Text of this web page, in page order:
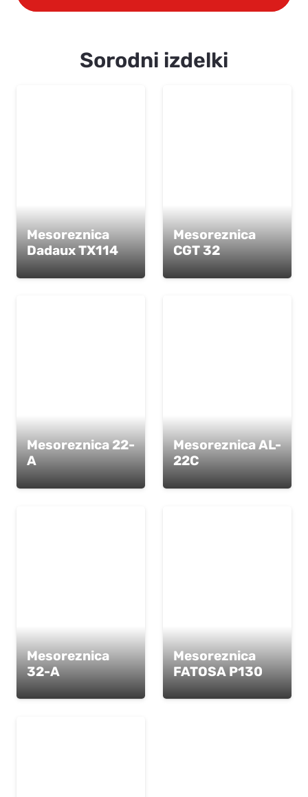
Sorodni izdelki
Mesoreznica
Dadaux TX114
Mesoreznica
CGT 32
Mesoreznica 22-
A
Mesoreznica AL-
22C
Mesoreznica
32-A
Mesoreznica
FATOSA P130